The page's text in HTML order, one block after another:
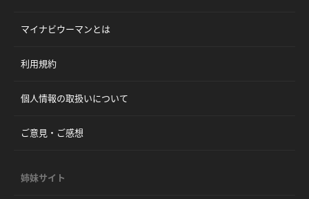
マイナビウーマンとは
利用規約
個人情報の取扱いについて
ご意見・ご感想
姉妹サイト